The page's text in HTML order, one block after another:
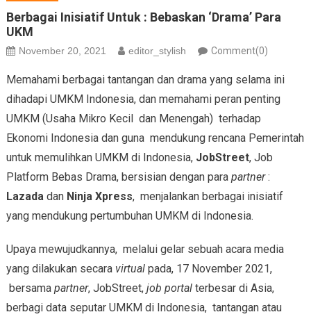
Berbagai Inisiatif Untuk : Bebaskan ‘Drama’ Para
UKM
November 20, 2021 editor_stylish Comment(0)
Memahami berbagai tantangan dan drama yang selama ini
dihadapi UMKM Indonesia, dan memahami peran penting
UMKM (Usaha Mikro Kecil dan Menengah) terhadap
Ekonomi Indonesia dan guna mendukung rencana Pemerintah
untuk memulihkan UMKM di Indonesia, JobStreet, Job
Platform Bebas Drama, bersisian dengan parapartner:
Lazadadan Ninja Xpress, menjalankan berbagai inisiatif
yang mendukung pertumbuhan UMKM di Indonesia.
Upaya mewujudkannya, melalui gelar sebuah acara media
yang dilakukan secara virtual pada, 17 November 2021,
bersama partner, JobStreet, job portalterbesar di Asia,
berbagi data seputar UMKM di Indonesia, tantangan atau